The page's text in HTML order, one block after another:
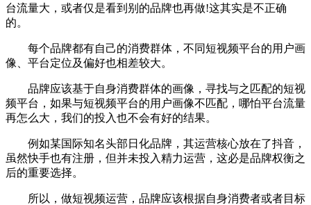
台流量大，或者仅是看到别的品牌也再做!这其实是不正确
的。
每个品牌都有自己的消费群体，不同短视频平台的用户画
像、平台定位及偏好也相差较大。
品牌应该基于自身消费群体的画像，寻找与之匹配的短视
频平台，如果与短视频平台的用户画像不匹配，哪怕平台流量
再怎么大，我们的投入也不会有好的结果。
例如某国际知名头部日化品牌，其运营核心放在了抖音，
虽然快手也有注册，但并未投入精力运营，这必是品牌权衡之
后的重要选择。
所以，做短视频运营，品牌应该根据自身消费者或者目标